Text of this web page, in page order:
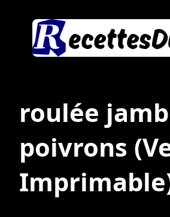
roulée
poivrons